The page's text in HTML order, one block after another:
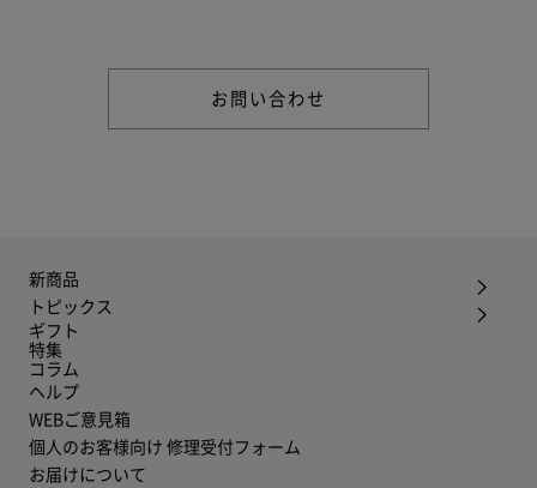
お問い合わせ
新商品
トピックス
ギフト
特集
コラム
ヘルプ
WEBご意見箱
個人のお客様向け 修理受付フォーム
お届けについて